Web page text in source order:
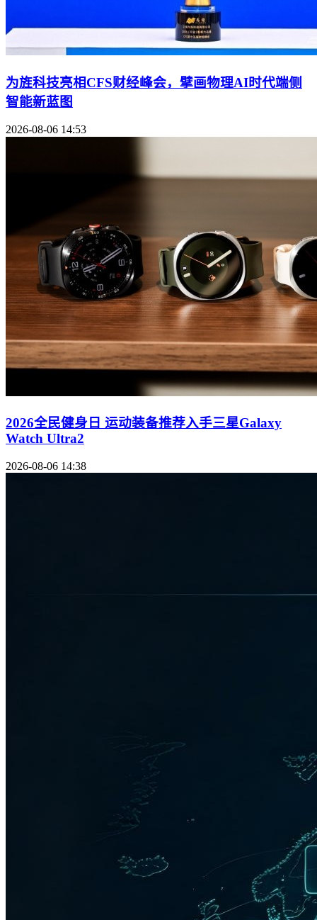
为旌科技亮相CFS财经峰会，擘画物理AI时代端侧
智能新蓝图
2026-08-06 14:53
2026全民健身日 运动装备推荐入手三星Galaxy
Watch Ultra2
2026-08-06 14:38